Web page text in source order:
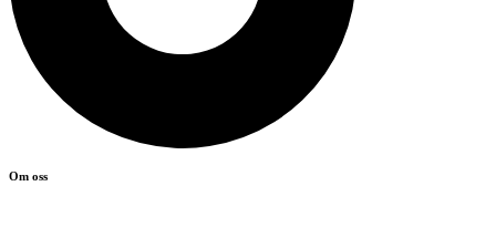
Om oss